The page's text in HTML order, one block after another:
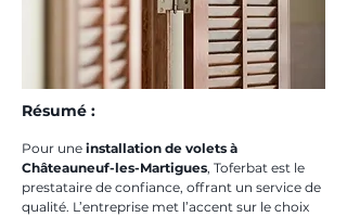
Résumé :
Pour une installation de volets à
Châteauneuf-les-Martigues, Toferbat est le
prestataire de confiance, offrant un service de
qualité. L’entreprise met l’accent sur le choix